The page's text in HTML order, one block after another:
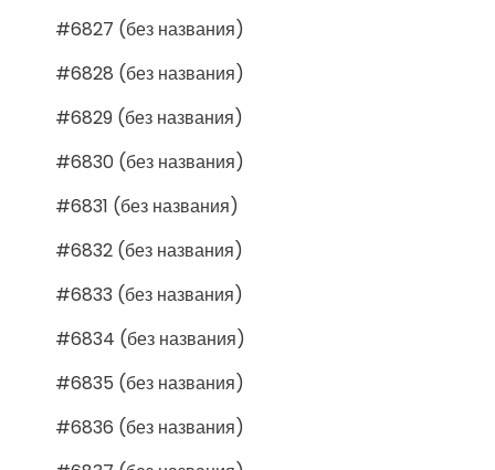
#6827 (без названия)
#6828 (без названия)
#6829 (без названия)
#6830 (без названия)
#6831 (без названия)
#6832 (без названия)
#6833 (без названия)
#6834 (без названия)
#6835 (без названия)
#6836 (без названия)